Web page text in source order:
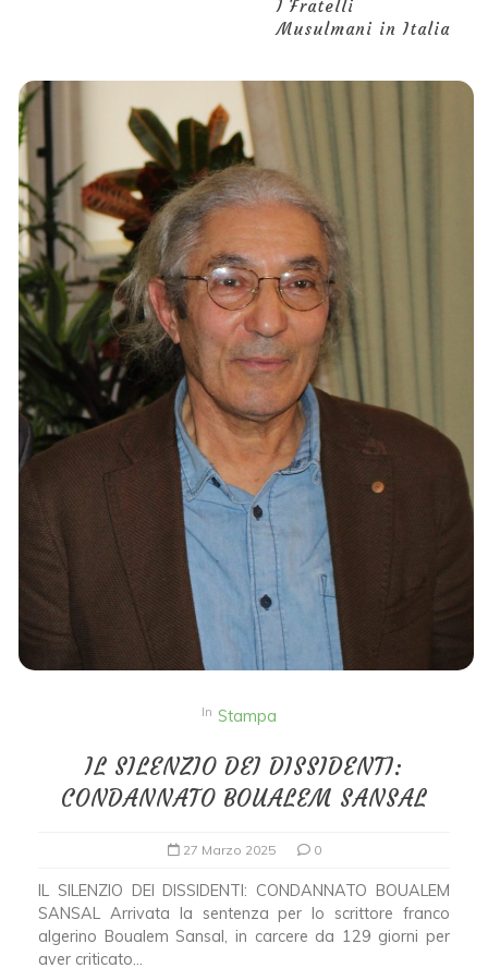
I Fratelli
Musulmani in Italia
In Stampa
IL SILENZIO DEI DISSIDENTI:
CONDANNATO BOUALEM SANSAL
27 Marzo 2025 0
IL SILENZIO DEI DISSIDENTI: CONDANNATO BOUALEM
SANSAL Arrivata la sentenza per lo scrittore franco
algerino Boualem Sansal, in carcere da 129 giorni per
aver criticato...